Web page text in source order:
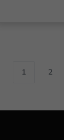
1 2